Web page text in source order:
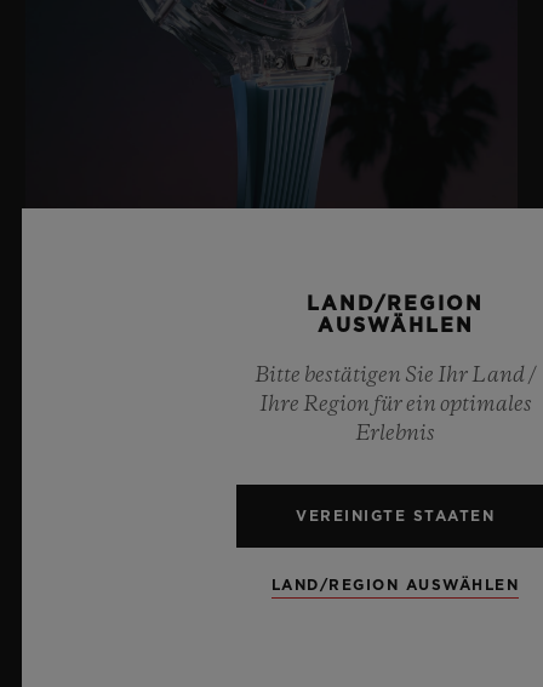
Meister des Saphirs, setzt mit der neuen Big Bang
Sapphire Sky Blue erneut Maßstäbe in der
Uhrmacherkunst. Diese auf 100 Exemplare limitierte
Beherrschung bahnbrechender Materialien und
LAND/REGION
AUSWÄHLEN
Bitte bestätigen Sie Ihr Land /
Ihre Region für ein optimales
Erlebnis
VEREINIGTE STAATEN
LAND/REGION AUSWÄHLEN